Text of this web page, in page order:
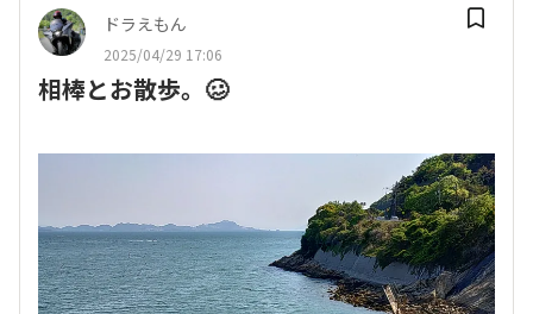
ドラえもん
2025/04/29 17:06
相棒とお散歩。🥴